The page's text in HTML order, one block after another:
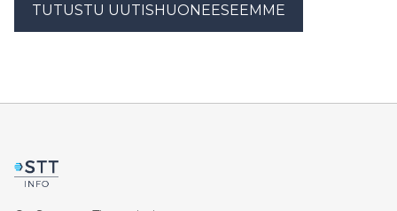
TUTUSTU UUTISHUONEESEEMME